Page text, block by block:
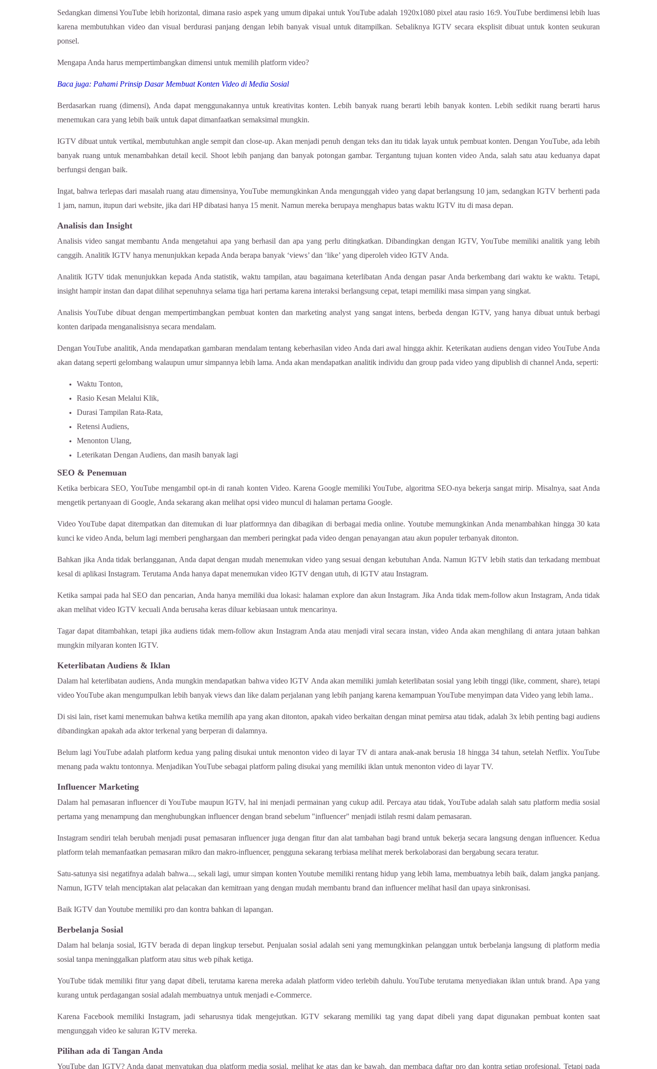
Sedangkan dimensi YouTube lebih horizontal, dimana rasio aspek yang umum dipakai untuk YouTube adalah 1920x1080 pixel atau rasio 16:9. YouTube berdimensi lebih luas
karena membutuhkan video dan visual berdurasi panjang dengan lebih banyak visual untuk ditampilkan. Sebaliknya IGTV secara eksplisit dibuat untuk konten seukuran
ponsel.
Mengapa Anda harus mempertimbangkan dimensi untuk memilih platform video?
Baca juga: Pahami Prinsip Dasar Membuat Konten Video di Media Sosial
Berdasarkan ruang (dimensi), Anda dapat menggunakannya untuk kreativitas konten. Lebih banyak ruang berarti lebih banyak konten. Lebih sedikit ruang berarti harus
menemukan cara yang lebih baik untuk dapat dimanfaatkan semaksimal mungkin.
IGTV dibuat untuk vertikal, membutuhkan angle sempit dan close-up. Akan menjadi penuh dengan teks dan itu tidak layak untuk pembuat konten. Dengan YouTube, ada lebih
banyak ruang untuk menambahkan detail kecil. Shoot lebih panjang dan banyak potongan gambar. Tergantung tujuan konten video Anda, salah satu atau keduanya dapat
berfungsi dengan baik.
Ingat, bahwa terlepas dari masalah ruang atau dimensinya, YouTube memungkinkan Anda mengunggah video yang dapat berlangsung 10 jam, sedangkan IGTV berhenti pada
1 jam, namun, itupun dari website, jika dari HP dibatasi hanya 15 menit. Namun mereka berupaya menghapus batas waktu IGTV itu di masa depan.
Analisis dan Insight
Analisis video sangat membantu Anda mengetahui apa yang berhasil dan apa yang perlu ditingkatkan. Dibandingkan dengan IGTV, YouTube memiliki analitik yang lebih
canggih. Analitik IGTV hanya menunjukkan kepada Anda berapa banyak ‘views’ dan ‘like’ yang diperoleh video IGTV Anda.
Analitik IGTV tidak menunjukkan kepada Anda statistik, waktu tampilan, atau bagaimana keterlibatan Anda dengan pasar Anda berkembang dari waktu ke waktu. Tetapi,
insight hampir instan dan dapat dilihat sepenuhnya selama tiga hari pertama karena interaksi berlangsung cepat, tetapi memiliki masa simpan yang singkat.
Analisis YouTube dibuat dengan mempertimbangkan pembuat konten dan marketing analyst yang sangat intens, berbeda dengan IGTV, yang hanya dibuat untuk berbagi
konten daripada menganalisisnya secara mendalam.
Dengan YouTube analitik, Anda mendapatkan gambaran mendalam tentang keberhasilan video Anda dari awal hingga akhir. Keterikatan audiens dengan video YouTube Anda
akan datang seperti gelombang walaupun umur simpannya lebih lama. Anda akan mendapatkan analitik individu dan group pada video yang dipublish di channel Anda, seperti:
Waktu Tonton,
Rasio Kesan Melalui Klik,
Durasi Tampilan Rata-Rata,
Retensi Audiens,
Menonton Ulang,
Leterikatan Dengan Audiens, dan masih banyak lagi
SEO & Penemuan
Ketika berbicara SEO, YouTube mengambil opt-in di ranah konten Video. Karena Google memiliki YouTube, algoritma SEO-nya bekerja sangat mirip. Misalnya, saat Anda
mengetik pertanyaan di Google, Anda sekarang akan melihat opsi video muncul di halaman pertama Google.
Video YouTube dapat ditempatkan dan ditemukan di luar platformnya dan dibagikan di berbagai media online. Youtube memungkinkan Anda menambahkan hingga 30 kata
kunci ke video Anda, belum lagi memberi penghargaan dan memberi peringkat pada video dengan penayangan atau akun populer terbanyak ditonton.
Bahkan jika Anda tidak berlangganan, Anda dapat dengan mudah menemukan video yang sesuai dengan kebutuhan Anda. Namun IGTV lebih statis dan terkadang membuat
kesal di aplikasi Instagram. Terutama Anda hanya dapat menemukan video IGTV dengan utuh, di IGTV atau Instagram.
Ketika sampai pada hal SEO dan pencarian, Anda hanya memiliki dua lokasi: halaman explore dan akun Instagram. Jika Anda tidak mem-follow akun Instagram, Anda tidak
akan melihat video IGTV kecuali Anda berusaha keras diluar kebiasaan untuk mencarinya.
Tagar dapat ditambahkan, tetapi jika audiens tidak mem-follow akun Instagram Anda atau menjadi viral secara instan, video Anda akan menghilang di antara jutaan bahkan
mungkin milyaran konten IGTV.
Keterlibatan Audiens & Iklan
Dalam hal keterlibatan audiens, Anda mungkin mendapatkan bahwa video IGTV Anda akan memiliki jumlah keterlibatan sosial yang lebih tinggi (like, comment, share), tetapi
video YouTube akan mengumpulkan lebih banyak views dan like dalam perjalanan yang lebih panjang karena kemampuan YouTube menyimpan data Video yang lebih lama..
Di sisi lain, riset kami menemukan bahwa ketika memilih apa yang akan ditonton, apakah video berkaitan dengan minat pemirsa atau tidak, adalah 3x lebih penting bagi audiens
dibandingkan apakah ada aktor terkenal yang berperan di dalamnya.
Belum lagi YouTube adalah platform kedua yang paling disukai untuk menonton video di layar TV di antara anak-anak berusia 18 hingga 34 tahun, setelah Netflix. YouTube
menang pada waktu tontonnya. Menjadikan YouTube sebagai platform paling disukai yang memiliki iklan untuk menonton video di layar TV.
Influencer Marketing
Dalam hal pemasaran influencer di YouTube maupun IGTV, hal ini menjadi permainan yang cukup adil. Percaya atau tidak, YouTube adalah salah satu platform media sosial
pertama yang menampung dan menghubungkan influencer dengan brand sebelum "influencer" menjadi istilah resmi dalam pemasaran.
Instagram sendiri telah berubah menjadi pusat pemasaran influencer juga dengan fitur dan alat tambahan bagi brand untuk bekerja secara langsung dengan influencer. Kedua
platform telah memanfaatkan pemasaran mikro dan makro-influencer, pengguna sekarang terbiasa melihat merek berkolaborasi dan bergabung secara teratur.
Satu-satunya sisi negatifnya adalah bahwa..., sekali lagi, umur simpan konten Youtube memiliki rentang hidup yang lebih lama, membuatnya lebih baik, dalam jangka panjang.
Namun, IGTV telah menciptakan alat pelacakan dan kemitraan yang dengan mudah membantu brand dan influencer melihat hasil dan upaya sinkronisasi.
Baik IGTV dan Youtube memiliki pro dan kontra bahkan di lapangan.
Berbelanja Sosial
Dalam hal belanja sosial, IGTV berada di depan lingkup tersebut. Penjualan sosial adalah seni yang memungkinkan pelanggan untuk berbelanja langsung di platform media
sosial tanpa meninggalkan platform atau situs web pihak ketiga.
YouTube tidak memiliki fitur yang dapat dibeli, terutama karena mereka adalah platform video terlebih dahulu. YouTube terutama menyediakan iklan untuk brand. Apa yang
kurang untuk perdagangan sosial adalah membuatnya untuk menjadi e-Commerce.
Karena Facebook memiliki Instagram, jadi seharusnya tidak mengejutkan. IGTV sekarang memiliki tag yang dapat dibeli yang dapat digunakan pembuat konten saat
mengunggah video ke saluran IGTV mereka.
Pilihan ada di Tangan Anda
YouTube dan IGTV? Anda dapat menyatukan dua platform media sosial, melihat ke atas dan ke bawah, dan membaca daftar pro dan kontra setiap profesional. Tetapi pada